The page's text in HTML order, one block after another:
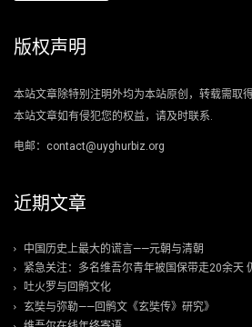
版权声明
本站文章除特别注明外均为本站原创，转载需取
本站文章如有侵犯您的权益，请及时联系.
电邮：contact@uyghurbiz.org
近期文章
中国历史上最大的谎言——元朝与清朝
紧急关注：多名维吾尔青年被国保带走20余天
吐火罗与回鹘文化
玄奘与弥勒——回鹘文《玄奘传》研究》